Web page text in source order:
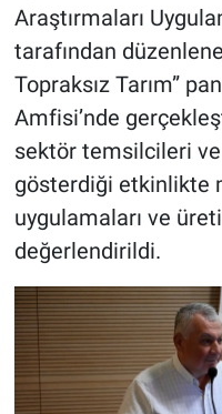
Araştırmaları
tarafından
Topraksız Tarım”
Amfisi’nde
sektör temsilcileri
gösterdiği etkinlikte
uygulamaları ve
değerlendirildi.